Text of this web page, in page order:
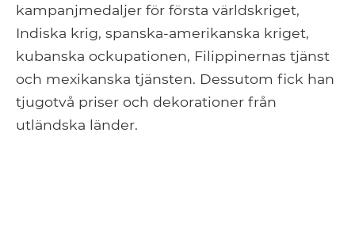
kampanjmedaljer för första världskriget,
Indiska krig, spanska-amerikanska kriget,
kubanska ockupationen, Filippinernas tjänst
och mexikanska tjänsten. Dessutom fick han
tjugotvå priser och dekorationer från
utländska länder.